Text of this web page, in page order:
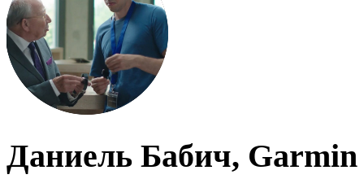
Даниель Бабич, Garmin